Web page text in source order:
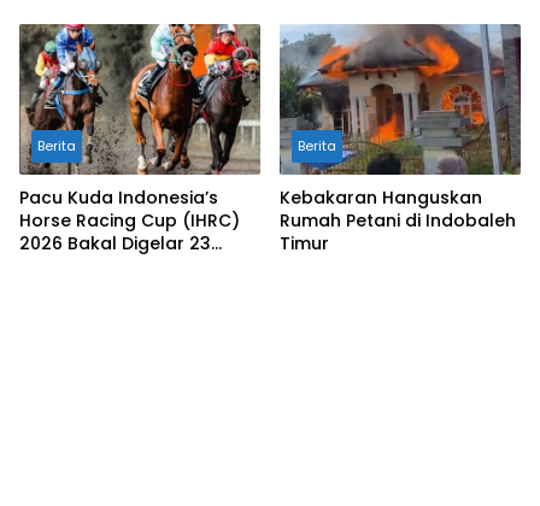
Berita
Pacu Kuda Indonesia’s
Horse Racing Cup (IHRC)
2026 Bakal Digelar 23
Berita
Kebakaran Hanguskan
Rumah Petani di Indobaleh
Timur